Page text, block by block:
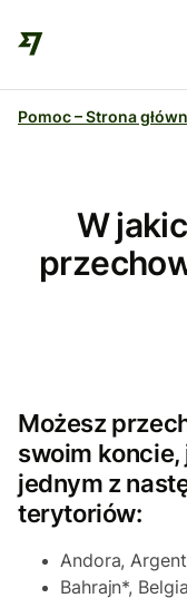
Pomoc – Strona
W
Możesz
swoim
jednym z
terytoriów:
Andora,
Bahrajn*,